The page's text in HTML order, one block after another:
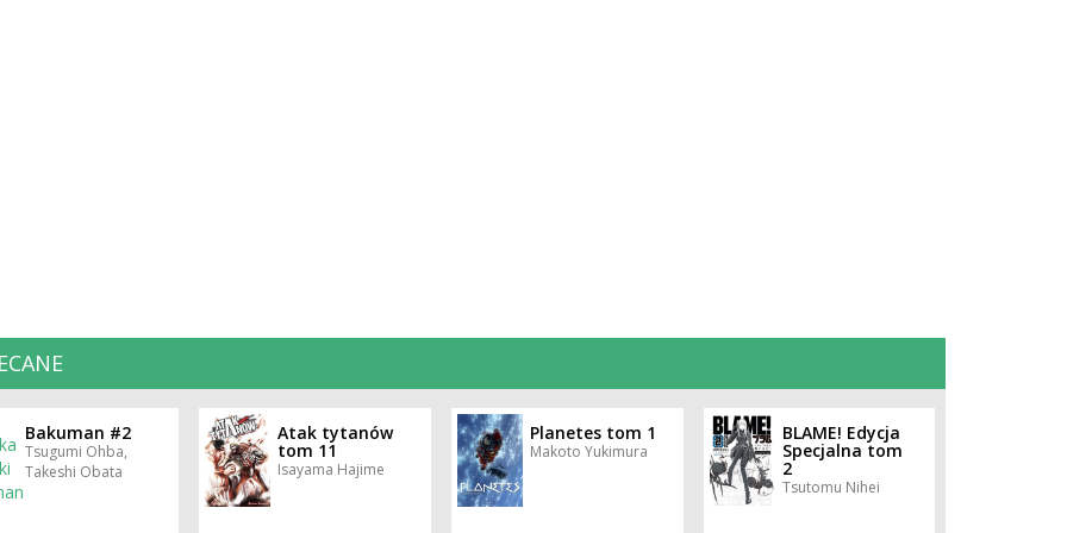
Bakuman #2
Tsugumi Ohba,
Takeshi Obata
Atak tytanów
tom 11
Isayama Hajime
Planetes tom 1
Makoto Yukimura
BLAME! Edycja
Specjalna tom
2
Tsutomu Nihei